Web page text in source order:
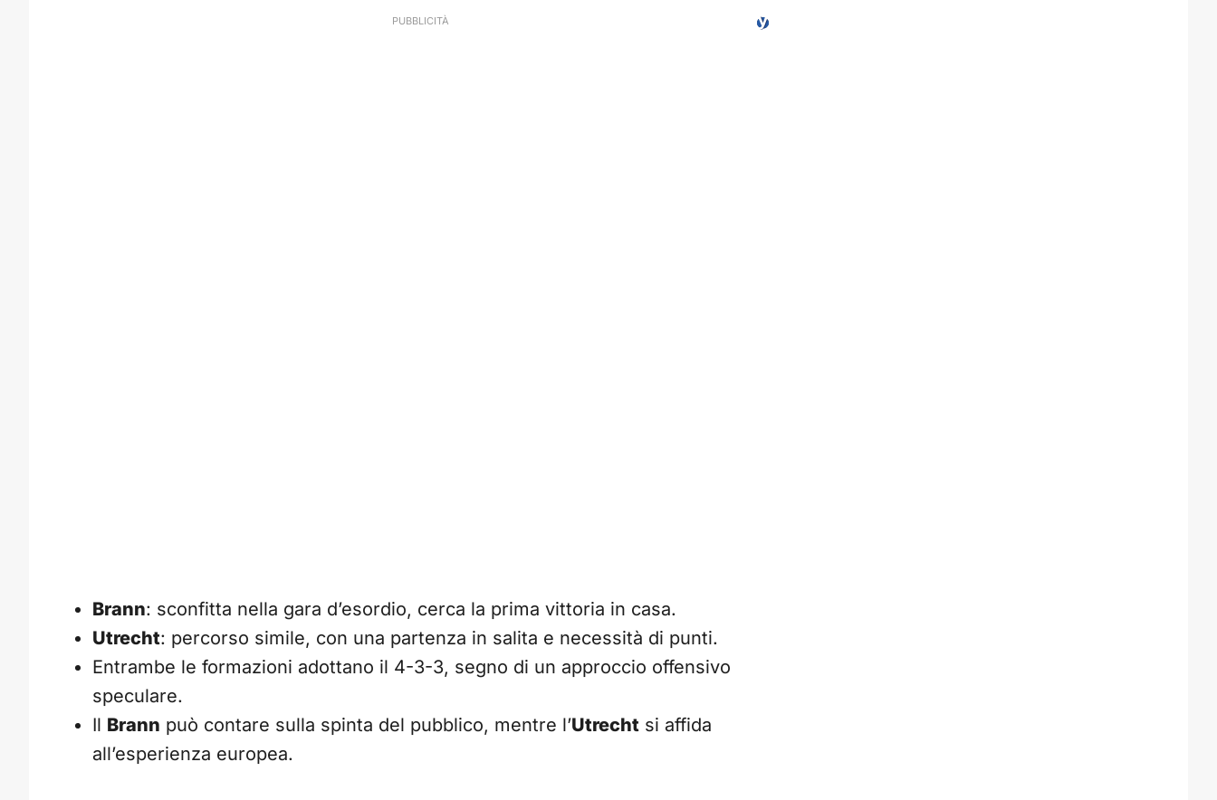
Brann: sconfitta nella gara d’esordio, cerca la prima vittoria in casa.
Utrecht: percorso simile, con una partenza in salita e necessità di punti.
Entrambe le formazioni adottano il 4-3-3, segno di un approccio offensivo
speculare.
Il Brann può contare sulla spinta del pubblico, mentre l’Utrecht si affida
all’esperienza europea.